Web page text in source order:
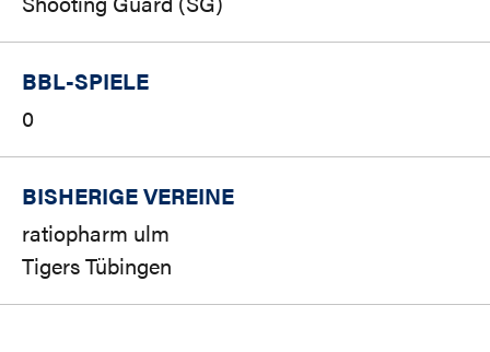
BBL-SPIELE
0
BISHERIGE VEREINE
ratiopharm ulm
Tigers Tübingen